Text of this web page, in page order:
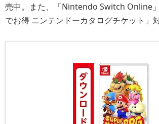
売中。また、「Nintendo Switch Online
でお得 ニンテンドーカタログチケット」